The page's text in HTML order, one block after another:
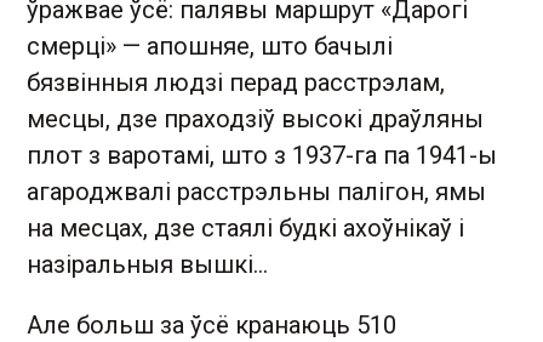
ўражвае ўсё: палявы маршрут «Дарогі
смерці» — апошняе, што бачылі
бязвінныя людзі перад расстрэлам,
месцы, дзе праходзіў высокі драўляны
плот з варотамі, што з 1937-га па 1941-ы
агароджвалі расстрэльны палігон, ямы
на месцах, дзе стаялі будкі ахоўнікаў і
назіральныя вышкі…
Але больш за ўсё кранаюць 510